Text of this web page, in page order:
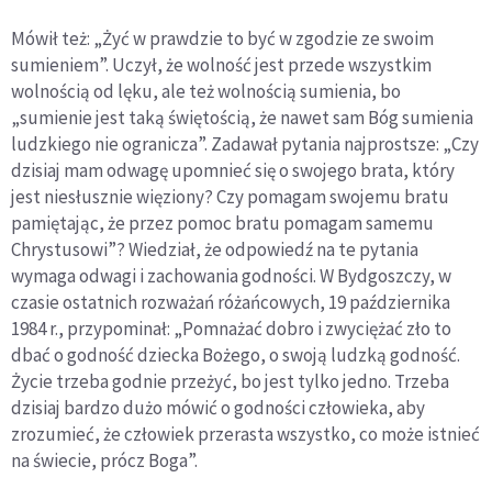
Mówił też: „Żyć w prawdzie to być w zgodzie ze swoim
sumieniem”. Uczył, że wolność jest przede wszystkim
wolnością od lęku, ale też wolnością sumienia, bo
„sumienie jest taką świętością, że nawet sam Bóg sumienia
ludzkiego nie ogranicza”. Zadawał pytania najprostsze: „Czy
dzisiaj mam odwagę upomnieć się o swojego brata, który
jest niesłusznie więziony? Czy pomagam swojemu bratu
pamiętając, że przez pomoc bratu pomagam samemu
Chrystusowi”? Wiedział, że odpowiedź na te pytania
wymaga odwagi i zachowania godności. W Bydgoszczy, w
czasie ostatnich rozważań różańcowych, 19 października
1984 r., przypominał: „Pomnażać dobro i zwyciężać zło to
dbać o godność dziecka Bożego, o swoją ludzką godność.
Życie trzeba godnie przeżyć, bo jest tylko jedno. Trzeba
dzisiaj bardzo dużo mówić o godności człowieka, aby
zrozumieć, że człowiek przerasta wszystko, co może istnieć
na świecie, prócz Boga”.